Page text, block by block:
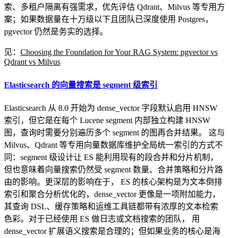
索、多租户隔离有强需求，优先评估 Qdrant、Milvus 等专用方
案；如果数据量在十万级以下且团队已深度使用 Postgres，
pgvector 仍然是务实的选择。
见： Choosing the Foundation for Your RAG System: pgvector vs
Qdrant vs Milvus
Elasticsearch 的向量搜索是 segment 级索引
Elasticsearch 从 8.0 开始为 dense_vector 字段默认启用 HNSW
索引，但它是在每个 Lucene segment 内部独立构建 HNSW
图，查询时需要分别遍历多个 segment 的图再合并结果。 这与
Milvus、Qdrant 等专用向量数据库维护全局统一索引的方式不
同：segment 级设计让 ES 能利用现有的段合并和分片机制，
但也意味着向量搜索仍然受 segment 数量、合并策略和分片路
由的影响。更深层的影响在于， ES 的核心架构是为文本倒排
索引和聚合分析优化的，dense_vector 更像是一项附加能力，
其查询 DSL、缓存策略和运维工具链都带有浓厚的文本检索
色彩。对于已经使用 ES 做日志或文档搜索的团队， 用
dense_vector 扩展语义搜索是合理的；但如果业务的核心是海